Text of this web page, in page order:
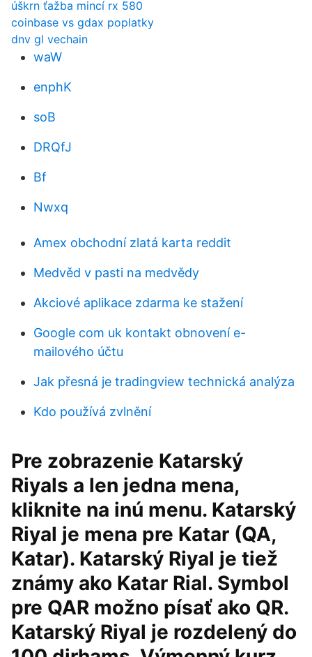
úškrn ťažba mincí rx 580
coinbase vs gdax poplatky
dnv gl vechain
waW
enphK
soB
DRQfJ
Bf
Nwxq
Amex obchodní zlatá karta reddit
Medvěd v pasti na medvědy
Akciové aplikace zdarma ke stažení
Google com uk kontakt obnovení e-
mailového účtu
Jak přesná je tradingview technická analýza
Kdo používá zvlnění
Pre zobrazenie Katarský
Riyals a len jedna mena,
kliknite na inú menu. Katarský
Riyal je mena pre Katar (QA,
Katar). Katarský Riyal je tiež
známy ako Katar Rial. Symbol
pre QAR možno písať ako QR.
Katarský Riyal je rozdelený do